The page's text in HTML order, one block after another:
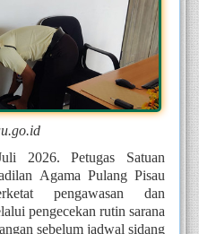
2026. Petugas Satuan
Agama Pulang Pisau
pengawasan dan
pengecekan rutin sarana
sebelum jadwal sidang